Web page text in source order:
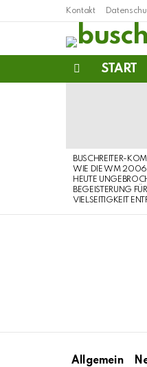
Kontakt
START
BUSCHREITER-
WIE DIE WM 2006
HEUTE
BEGEISTERUNG
VIELSEITIGKEIT
Allgemein